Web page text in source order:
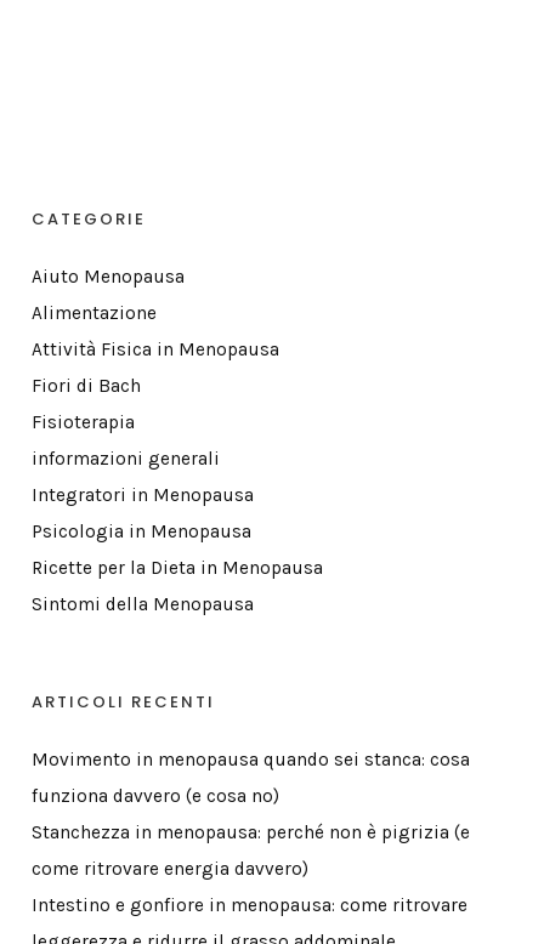
CATEGORIE
Aiuto Menopausa
Alimentazione
Attività Fisica in Menopausa
Fiori di Bach
Fisioterapia
informazioni generali
Integratori in Menopausa
Psicologia in Menopausa
Ricette per la Dieta in Menopausa
Sintomi della Menopausa
ARTICOLI RECENTI
Movimento in menopausa quando sei stanca: cosa
funziona davvero (e cosa no)
Stanchezza in menopausa: perché non è pigrizia (e
come ritrovare energia davvero)
Intestino e gonfiore in menopausa: come ritrovare